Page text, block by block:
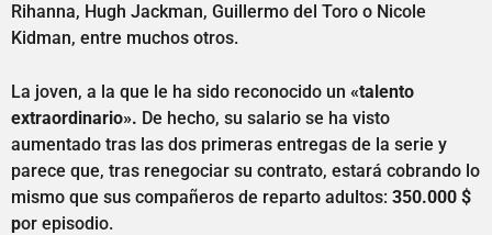
Rihanna, Hugh Jackman, Guillermo del Toro o Nicole
Kidman, entre muchos otros.
La joven, a la que le ha sido reconocido un «talento
extraordinario». De hecho, su salario se ha visto
aumentado tras las dos primeras entregas de la serie y
parece que, tras renegociar su contrato, estará cobrando lo
mismo que sus compañeros de reparto adultos: 350.000 $
por episodio.